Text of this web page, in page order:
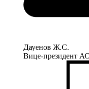
Дауенов Ж.С.
Вице-президент